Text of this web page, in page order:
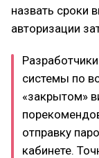
назвать сроки
авторизации
системы по
«закрытом»
отправку
кабинете.